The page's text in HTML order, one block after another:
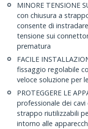
MINORE TENSIONE
con chiusura a
consente di
tensione sui
prematura
FACILE
fissaggio regolabile
veloce soluzione per
PROTEGGERE LE
professionale dei
strappo riutilizzabili
intorno alle